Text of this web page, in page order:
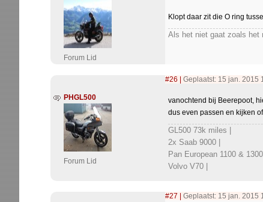
Forum Lid
Klopt daar zit die O ring
Als het niet gaat zoals het
PHGL500
Forum Lid
#26 Geplaatst: 15 jan. 2015
vanochtend bij Beerepoot,
dus even passen en kijken
GL500 73k miles |
2x Saab 9000 |
Pan European 1100 & 1300 |
Volvo V70 |
#27 Geplaatst: 15 jan. 2015